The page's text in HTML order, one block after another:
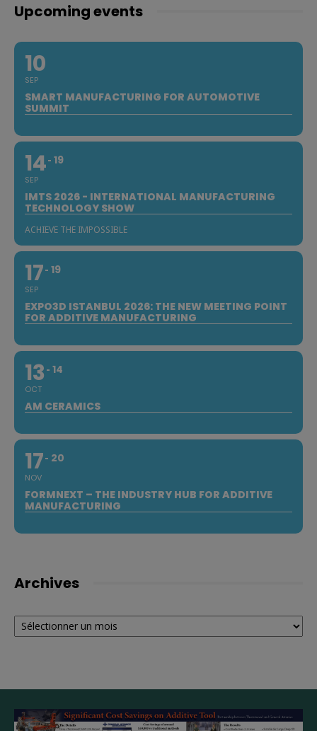
Upcoming events
10
SEP
SMART MANUFACTURING FOR AUTOMOTIVE
SUMMIT
14
SEP
19
IMTS 2026 - INTERNATIONAL MANUFACTURING
TECHNOLOGY SHOW
ACHIEVE THE IMPOSSIBLE
17
SEP
19
EXPO3D ISTANBUL 2026: THE NEW MEETING POINT
FOR ADDITIVE MANUFACTURING
13
OCT
14
AM CERAMICS
17
NOV
20
FORMNEXT – THE INDUSTRY HUB FOR ADDITIVE
MANUFACTURING
Archives
Archives